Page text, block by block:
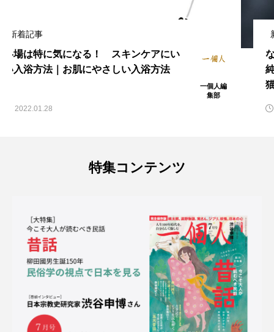
新着記事
なぜ文豪たちは猫を愛したのか？｜谷崎
純一郎、大佛次郎、ヘミングウェイ……
2021.11.18
特集コンテンツ